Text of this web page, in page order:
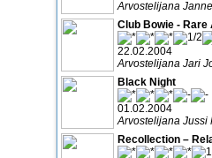
Arvostelijana
Club Bowie - Rare
22.02.2004
Arvostelijana Jari
Black Night
01.02.2004
Arvostelijana Jussi
Recollection –